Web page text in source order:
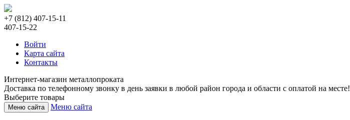
+7 (812) 407-15-11
407-15-22
Войти
Карта сайта
Контакты
Интернет-магазин металлопроката
Доставка по телефонному звонку в день заявки в любой район города и области с оплатой на месте!
Выберите товары
Меню сайта Меню сайта